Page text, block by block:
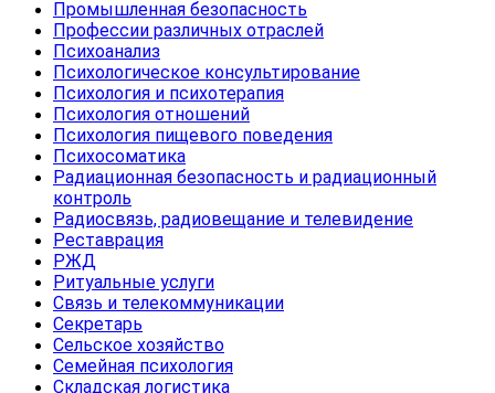
Промышленная безопасность
Профессии различных отраслей
Психоанализ
Психологическое консультирование
Психология и психотерапия
Психология отношений
Психология пищевого поведения
Психосоматика
Радиационная безопасность и радиационный
контроль
Радиосвязь, радиовещание и телевидение
Реставрация
РЖД
Ритуальные услуги
Связь и телекоммуникации
Секретарь
Сельское хозяйство
Семейная психология
Складская логистика